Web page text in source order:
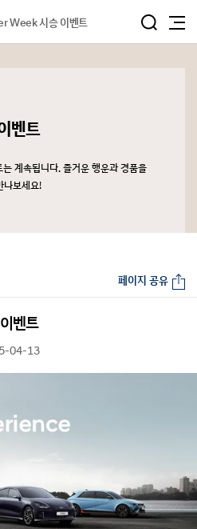
Week 시승 이벤트
벤트
계속됩니다. 즐거운 행운과 경품을
나보세요!
벤트
04-13
페이지 공유